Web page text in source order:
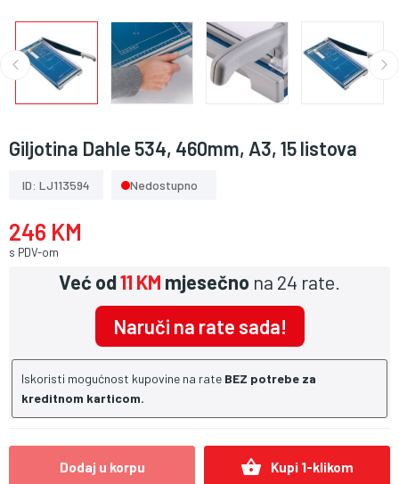
Giljotina Dahle 534, 460mm, A3, 15 listova
ID: LJ113594 Nedostupno
246 KM
s PDV-om
Već od11 KM mjesečno na 24 rate.
Naruči na rate sada!
Iskoristi mogućnost kupovine na rate BEZ potrebe za
kreditnom karticom.
Dodaj u korpu shopping_basket Kupi 1-klikom